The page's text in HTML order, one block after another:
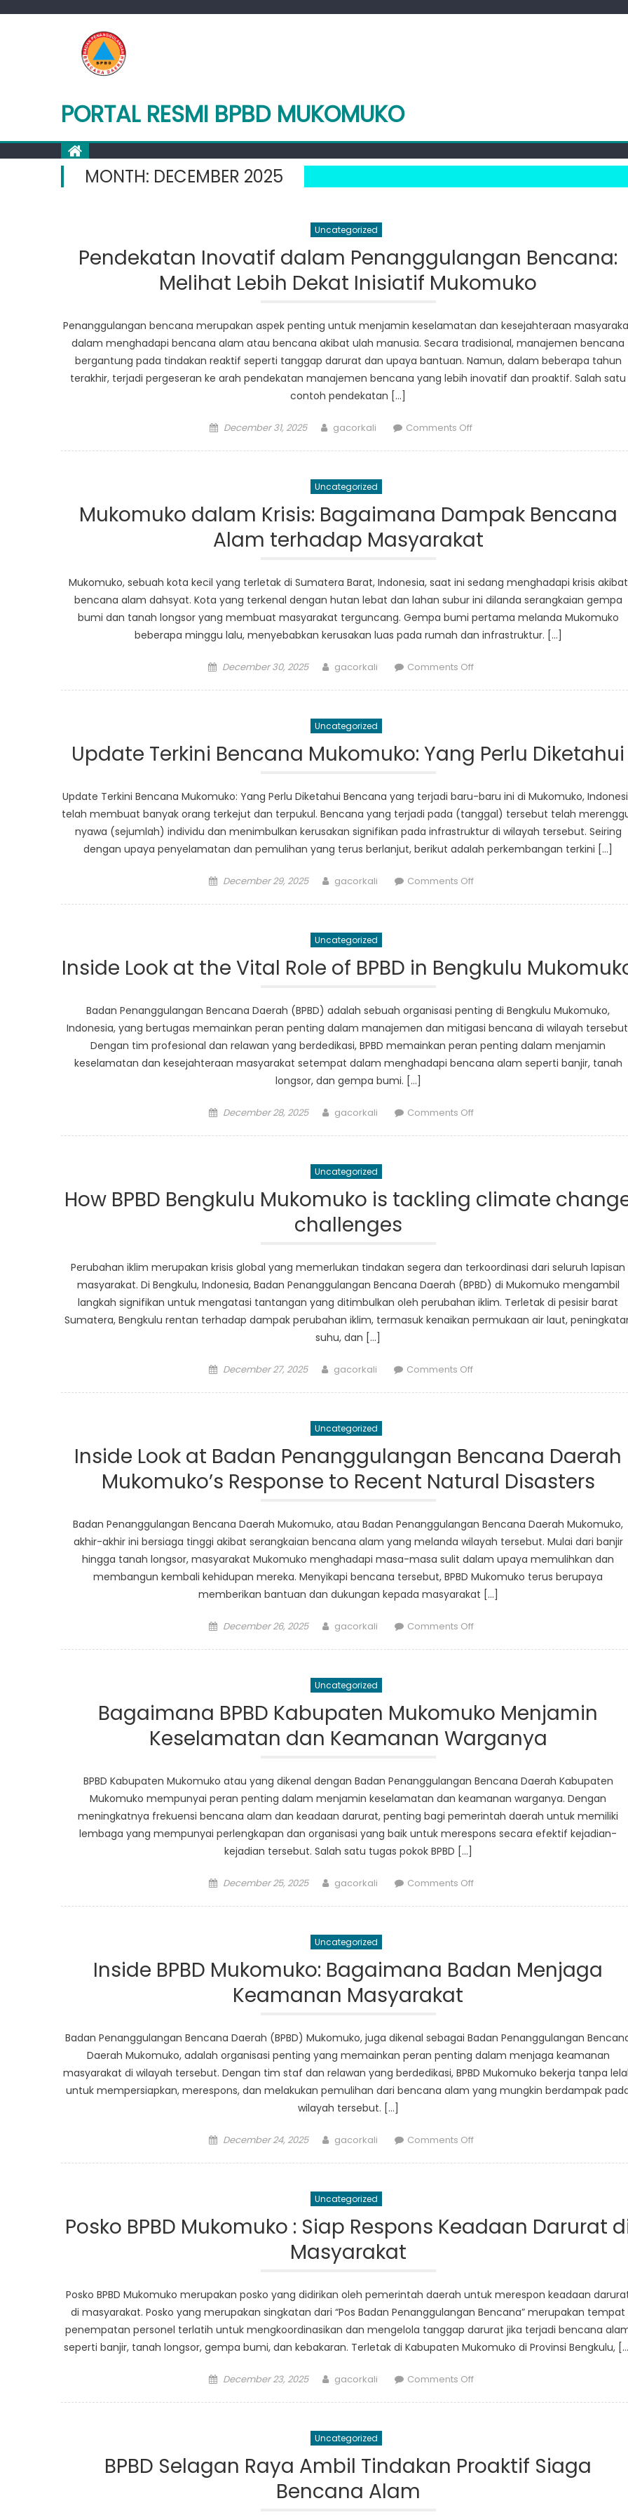
PORTAL RESMI BPBD MUKOMUKO
MONTH: DECEMBER 2025
Uncategorized
Pendekatan Inovatif dalam Penanggulangan Bencana:
Melihat Lebih Dekat Inisiatif Mukomuko
Penanggulangan bencana merupakan aspek penting untuk menjamin keselamatan dan kesejahteraan
dalam menghadapi bencana alam atau bencana akibat ulah manusia. Secara tradisional, manajemen bencana
bergantung pada tindakan reaktif seperti tanggap darurat dan upaya bantuan. Namun, dalam beberapa tahun
terakhir, terjadi pergeseran ke arah pendekatan manajemen bencana yang lebih inovatif dan proaktif. Salah satu
contoh pendekatan […]
Posted
December 31, 2025 Author
gacorkali Comments Offon
Bencana:
Melihat
Lebih
Mukomuko
Uncategorized
Mukomuko dalam Krisis: Bagaimana Dampak Bencana
Alam terhadap Masyarakat
Mukomuko, sebuah kota kecil yang terletak di Sumatera Barat, Indonesia, saat ini sedang menghadapi krisis akibat
bencana alam dahsyat. Kota yang terkenal dengan hutan lebat dan lahan subur ini dilanda serangkaian gempa
bumi dan tanah longsor yang membuat masyarakat terguncang. Gempa bumi pertama melanda Mukomuko
beberapa minggu lalu, menyebabkan kerusakan luas pada rumah dan infrastruktur. […]
Posted
December 30, 2025 Author
gacorkali Comments Offon
Dampak
Bencana
terhadap
Masyarakat
Uncategorized
Update Terkini Bencana Mukomuko: Yang Perlu Diketahui
Update Terkini Bencana Mukomuko: Yang Perlu Diketahui Bencana yang terjadi baru-baru ini di Mukomuko,
telah membuat banyak orang terkejut dan terpukul. Bencana yang terjadi pada (tanggal) tersebut telah
nyawa (sejumlah) individu dan menimbulkan kerusakan signifikan pada infrastruktur di wilayah tersebut. Seiring
dengan upaya penyelamatan dan pemulihan yang terus berlanjut, berikut adalah perkembangan terkini […]
Posted
December 29, 2025 Author
gacorkali Comments Offon
Yang
Perlu
Uncategorized
Inside Look at the Vital Role of BPBD in Bengkulu
Badan Penanggulangan Bencana Daerah (BPBD) adalah sebuah organisasi penting di Bengkulu Mukomuko,
Indonesia, yang bertugas memainkan peran penting dalam manajemen dan mitigasi bencana di wilayah
Dengan tim profesional dan relawan yang berdedikasi, BPBD memainkan peran penting dalam menjamin
keselamatan dan kesejahteraan masyarakat setempat dalam menghadapi bencana alam seperti banjir, tanah
longsor, dan gempa bumi. […]
Posted
December 28, 2025 Author
gacorkali Comments Offon
Vital
Role
Bengkulu
Mukomuko
Uncategorized
How BPBD Bengkulu Mukomuko is tackling climate
challenges
Perubahan iklim merupakan krisis global yang memerlukan tindakan segera dan terkoordinasi dari seluruh lapisan
masyarakat. Di Bengkulu, Indonesia, Badan Penanggulangan Bencana Daerah (BPBD) di Mukomuko mengambil
langkah signifikan untuk mengatasi tantangan yang ditimbulkan oleh perubahan iklim. Terletak di pesisir barat
Sumatera, Bengkulu rentan terhadap dampak perubahan iklim, termasuk kenaikan permukaan air laut,
suhu, dan […]
Posted
December 27, 2025 Author
gacorkali Comments Offon
is
tackling
climate
Uncategorized
Inside Look at Badan Penanggulangan Bencana Daerah
Mukomuko’s Response to Recent Natural Disasters
Badan Penanggulangan Bencana Daerah Mukomuko, atau Badan Penanggulangan Bencana Daerah Mukomuko,
akhir-akhir ini bersiaga tinggi akibat serangkaian bencana alam yang melanda wilayah tersebut. Mulai dari banjir
hingga tanah longsor, masyarakat Mukomuko menghadapi masa-masa sulit dalam upaya memulihkan dan
membangun kembali kehidupan mereka. Menyikapi bencana tersebut, BPBD Mukomuko terus berupaya
memberikan bantuan dan dukungan kepada masyarakat […]
Posted
December 26, 2025 Author
gacorkali Comments Offon
Penanggulangan
Bencana
Daerah
Mukomuko’s
to
Recent
Natural
Disasters
Uncategorized
Bagaimana BPBD Kabupaten Mukomuko Menjamin
Keselamatan dan Keamanan Warganya
BPBD Kabupaten Mukomuko atau yang dikenal dengan Badan Penanggulangan Bencana Daerah Kabupaten
Mukomuko mempunyai peran penting dalam menjamin keselamatan dan keamanan warganya. Dengan
meningkatnya frekuensi bencana alam dan keadaan darurat, penting bagi pemerintah daerah untuk memiliki
lembaga yang mempunyai perlengkapan dan organisasi yang baik untuk merespons secara efektif kejadian-
kejadian tersebut. Salah satu tugas pokok BPBD […]
Posted
December 25, 2025 Author
gacorkali Comments Offon
Menjamin
Keselamatan
Uncategorized
Inside BPBD Mukomuko: Bagaimana Badan Menjaga
Keamanan Masyarakat
Badan Penanggulangan Bencana Daerah (BPBD) Mukomuko, juga dikenal sebagai Badan Penanggulangan
Daerah Mukomuko, adalah organisasi penting yang memainkan peran penting dalam menjaga keamanan
masyarakat di wilayah tersebut. Dengan tim staf dan relawan yang berdedikasi, BPBD Mukomuko bekerja tanpa
untuk mempersiapkan, merespons, dan melakukan pemulihan dari bencana alam yang mungkin berdampak
wilayah tersebut. […]
Posted
December 24, 2025 Author
gacorkali Comments Offon
Badan
Menjaga
Uncategorized
Posko BPBD Mukomuko : Siap Respons Keadaan Darurat
Masyarakat
Posko BPBD Mukomuko merupakan posko yang didirikan oleh pemerintah daerah untuk merespon keadaan
di masyarakat. Posko yang merupakan singkatan dari “Pos Badan Penanggulangan Bencana” merupakan tempat
penempatan personel terlatih untuk mengkoordinasikan dan mengelola tanggap darurat jika terjadi bencana
seperti banjir, tanah longsor, gempa bumi, dan kebakaran. Terletak di Kabupaten Mukomuko di Provinsi Bengkulu, […]
Posted
December 23, 2025 Author
gacorkali Comments Offon
Siap
Respons
Uncategorized
BPBD Selagan Raya Ambil Tindakan Proaktif Siaga
Bencana Alam